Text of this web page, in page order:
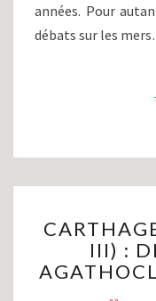
années. Pour
débats sur les
III) :